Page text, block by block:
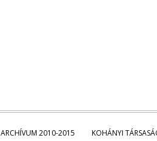
ARCHÍVUM 2010-2015 KOHÁNYI